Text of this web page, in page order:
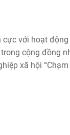
cực với hoạt động
cộng đồng
xã hội